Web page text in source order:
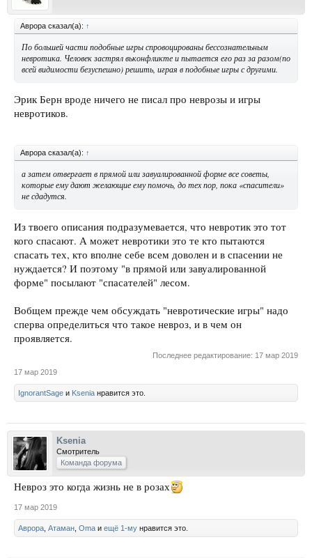
Аврора сказал(а): ↑
По большей части подобные игры спровоцированы бессознательным
невротика. Человек застрял вьконфликте и пытается его раз за разом(по
всей видимости безуспешно) решить, играя в подобные игры с другими.
Эрик Берн вроде ничего не писал про неврозы и игры
невротиков.
Аврора сказал(а): ↑
а затем отвергает в прямой или завуалированной форме все советы,
которые ему дают желающие ему помочь, до тех пор, пока «спасители»
не сдадутся.
Из твоего описания подразумевается, что невротик это тот
кого спасают. А может невротики это те кто пытаются
спасать тех, кто вполне себе всем доволен и в спасении не
нуждается? И поэтому "в прямой или завуалированной
форме" посылают "спасателей" лесом.
Вобщем прежде чем обсуждать "невротические игры" надо
сперва определиться что такое невроз, и в чем он
проявляется.
Последнее редактирование: 17 мар 2019
17 мар 2019
IgnorantSage и Ksenia нравится это.
Ksenia
Смотритель
Команда форума
Невроз это когда жизнь не в розах
17 мар 2019
Аврора Атаман Oma и ещё 1-му нравится это.